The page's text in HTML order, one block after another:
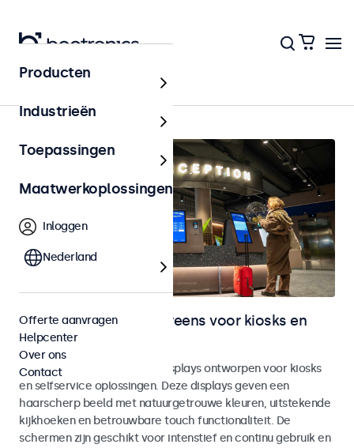
Home
Monitoren en touchscreens voor kiosks en
selfservice
Monitoren en touchscreen displays ontworpen voor kiosks
en selfservice oplossingen. Deze displays geven een
haarscherp beeld met natuurgetrouwe kleuren, uitstekende
kijkhoeken en betrouwbare touch functionaliteit. De
schermen zijn geschikt voor intenstief en continu gebruik en
Producten
Industrieën
Toepassingen
Maatwerkoplossingen
Inloggen
Nederland
Offerte aanvragen
Helpcenter
Over ons
Contact